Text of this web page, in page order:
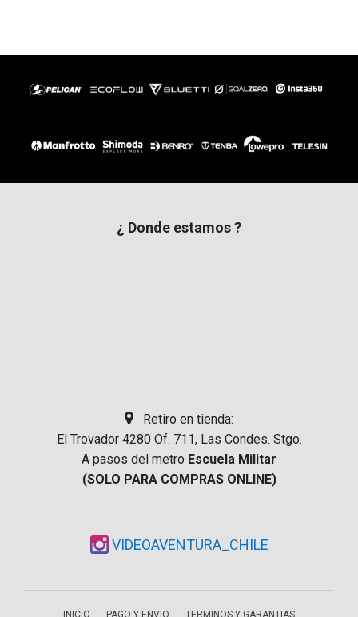
¿ Donde estamos ?
Retiro en tienda:
El Trovador 4280 Of. 711, Las Condes. Stgo.
A pasos del metro Escuela Militar
(SOLO PARA COMPRAS ONLINE)
VIDEOAVENTURA_CHILE
INICIO PAGO Y ENVIO TERMINOS Y GARANTIAS